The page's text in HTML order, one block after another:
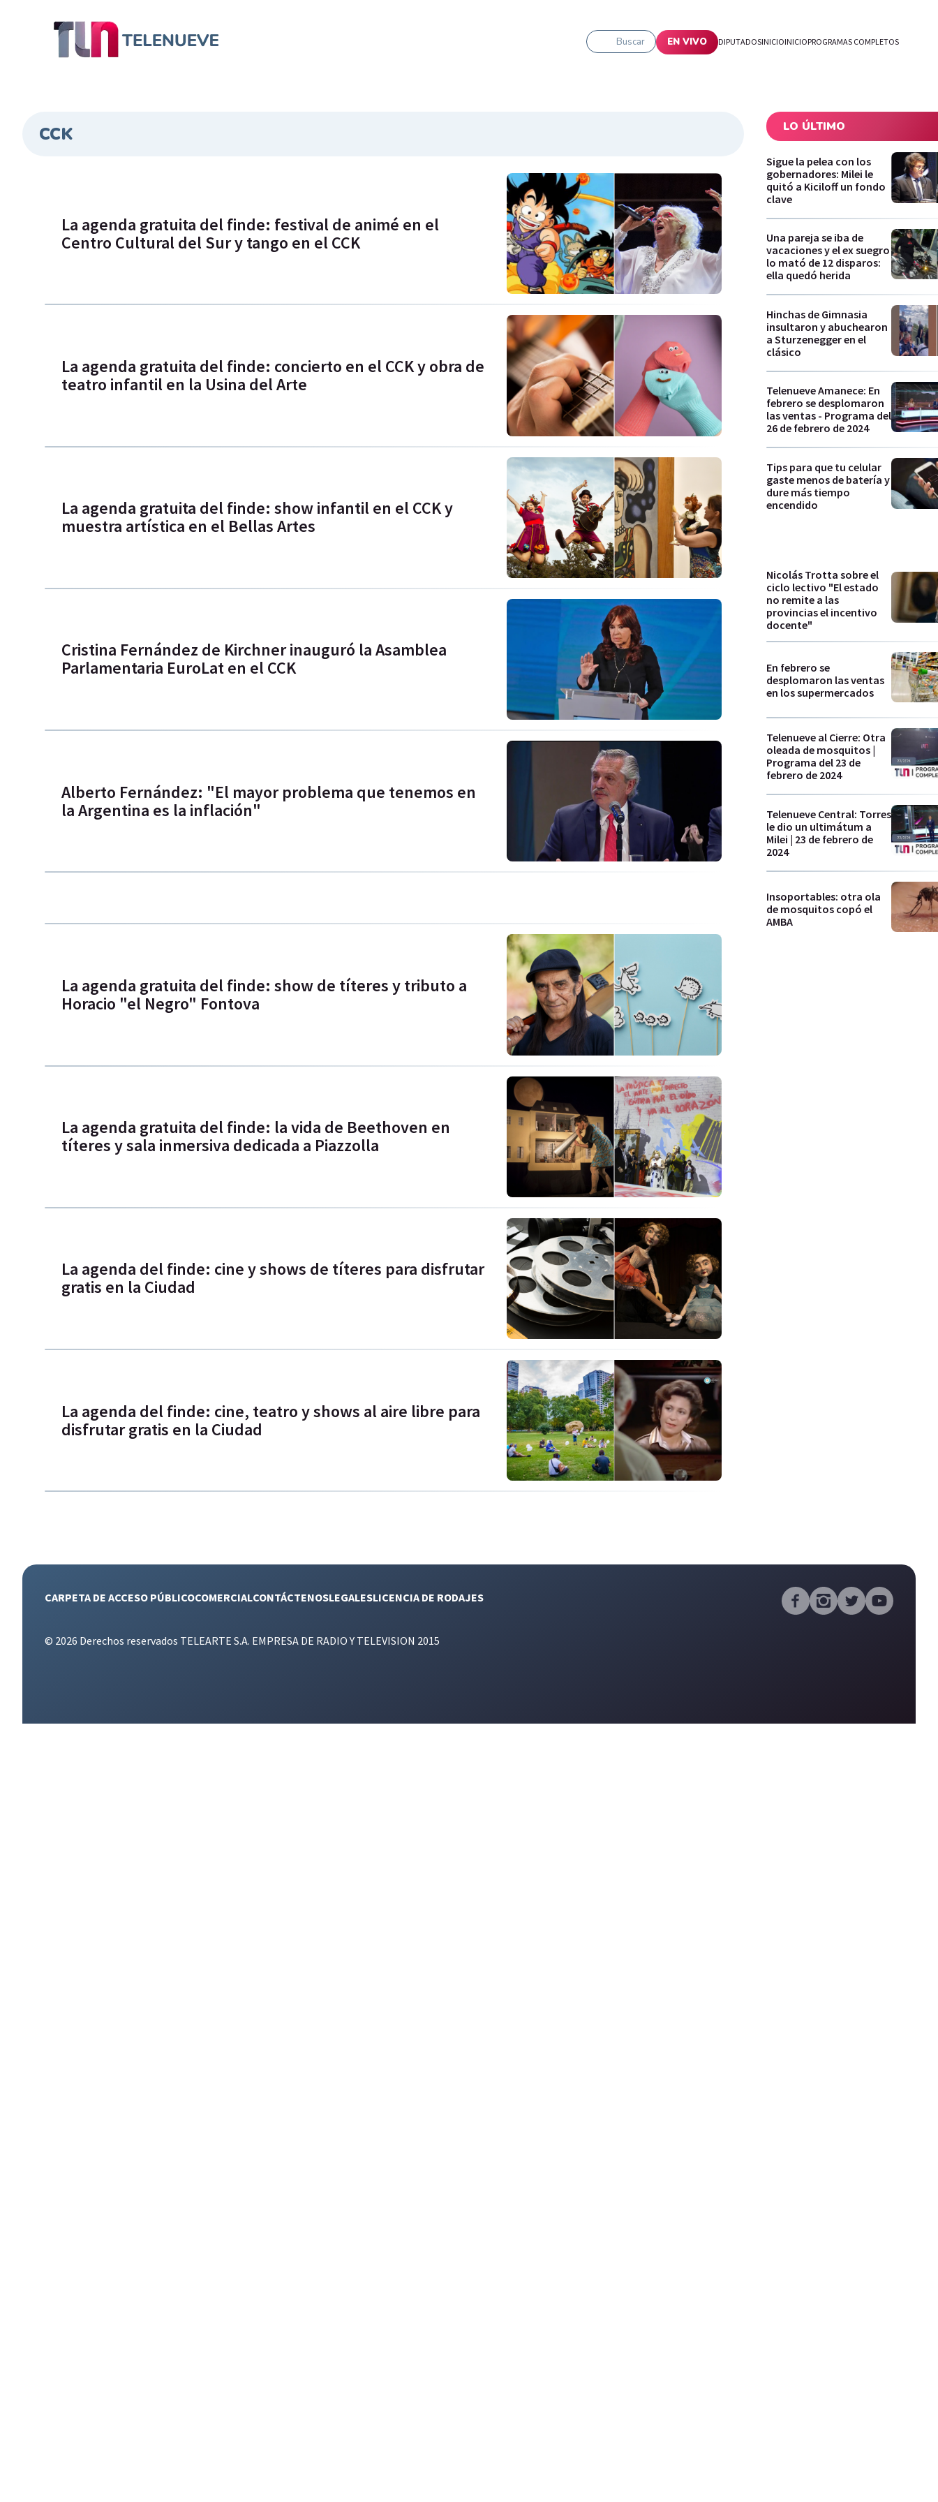
Buscar EN VIVO DIPUTADOSINICIOINICIOPROGRAMAS COMPLETOS
CCK
La agenda gratuita del finde: festival de animé en el
Centro Cultural del Sur y tango en el CCK
La agenda gratuita del finde: concierto en el CCK y obra de
teatro infantil en la Usina del Arte
La agenda gratuita del finde: show infantil en el CCK y
muestra artística en el Bellas Artes
Cristina Fernández de Kirchner inauguró la Asamblea
Parlamentaria EuroLat en el CCK
Alberto Fernández: "El mayor problema que tenemos en
la Argentina es la inflación"
La agenda gratuita del finde: show de títeres y tributo a
Horacio "el Negro" Fontova
La agenda gratuita del finde: la vida de Beethoven en
títeres y sala inmersiva dedicada a Piazzolla
La agenda del finde: cine y shows de títeres para disfrutar
gratis en la Ciudad
La agenda del finde: cine, teatro y shows al aire libre para
disfrutar gratis en la Ciudad
LO ÚLTIMO
Sigue la pelea con los
gobernadores: Milei le
quitó a Kiciloff un fondo
clave
Una pareja se iba de
vacaciones y el ex suegro
lo mató de 12 disparos:
ella quedó herida
Hinchas de Gimnasia
insultaron y abuchearon
a Sturzenegger en el
clásico
Telenueve Amanece: En
febrero se desplomaron
las ventas - Programa del
26 de febrero de 2024
Tips para que tu celular
gaste menos de batería y
dure más tiempo
encendido
Nicolás Trotta sobre el
ciclo lectivo "El estado
no remite a las
provincias el incentivo
docente"
En febrero se
desplomaron las ventas
en los supermercados
Telenueve al Cierre: Otra
oleada de mosquitos |
Programa del 23 de
febrero de 2024
Telenueve Central: Torres
le dio un ultimátum a
Milei | 23 de febrero de
2024
Insoportables: otra ola
de mosquitos copó el
AMBA
CARPETA DE ACCESO PÚBLICOCOMERCIALCONTÁCTENOSLEGALESLICENCIA DE RODAJES
© 2026 Derechos reservados TELEARTE S.A. EMPRESA DE RADIO Y TELEVISION 2015